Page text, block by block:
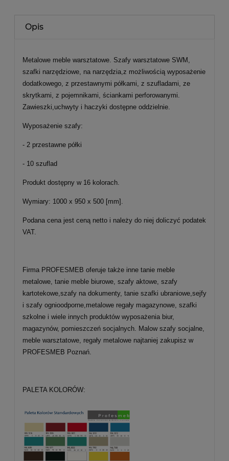
Opis
Metalowe meble warsztatowe. Szafy warsztatowe SWM,
szafki narzędziowe, na narzędzia,z możliwością wyposażenie
dodatkowego, z przestawnymi półkami, z szufladami, ze
skrytkami, z pojemnikami, ściankami perforowanymi.
Zawieszki,uchwyty i haczyki dostępne oddzielnie.
Wyposażenie szafy:
- 2 przestawne półki
- 10 szuflad
Produkt dostępny w 16 kolorach.
Wymiary: 1000 x 950 x 500 [mm].
Podana cena jest ceną netto i należy do niej doliczyć podatek
VAT.
Firma PROFESMEB oferuje także inne tanie meble
metalowe, tanie meble biurowe, szafy aktowe, szafy
kartotekowe,szafy na dokumenty, tanie szafki ubraniowe,sejfy
i szafy ognioodporne,metalowe regały magazynowe, szafki
szkolne i wiele innych produktów wyposażenia biur,
magazynów, pomieszczeń socjalnych. Malow szafy socjalne,
meble warsztatowe, regały metalowe najtaniej zakupisz w
PROFESMEB Poznań.
PALETA KOLORÓW: